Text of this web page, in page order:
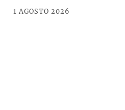
1 AGOSTO 2026